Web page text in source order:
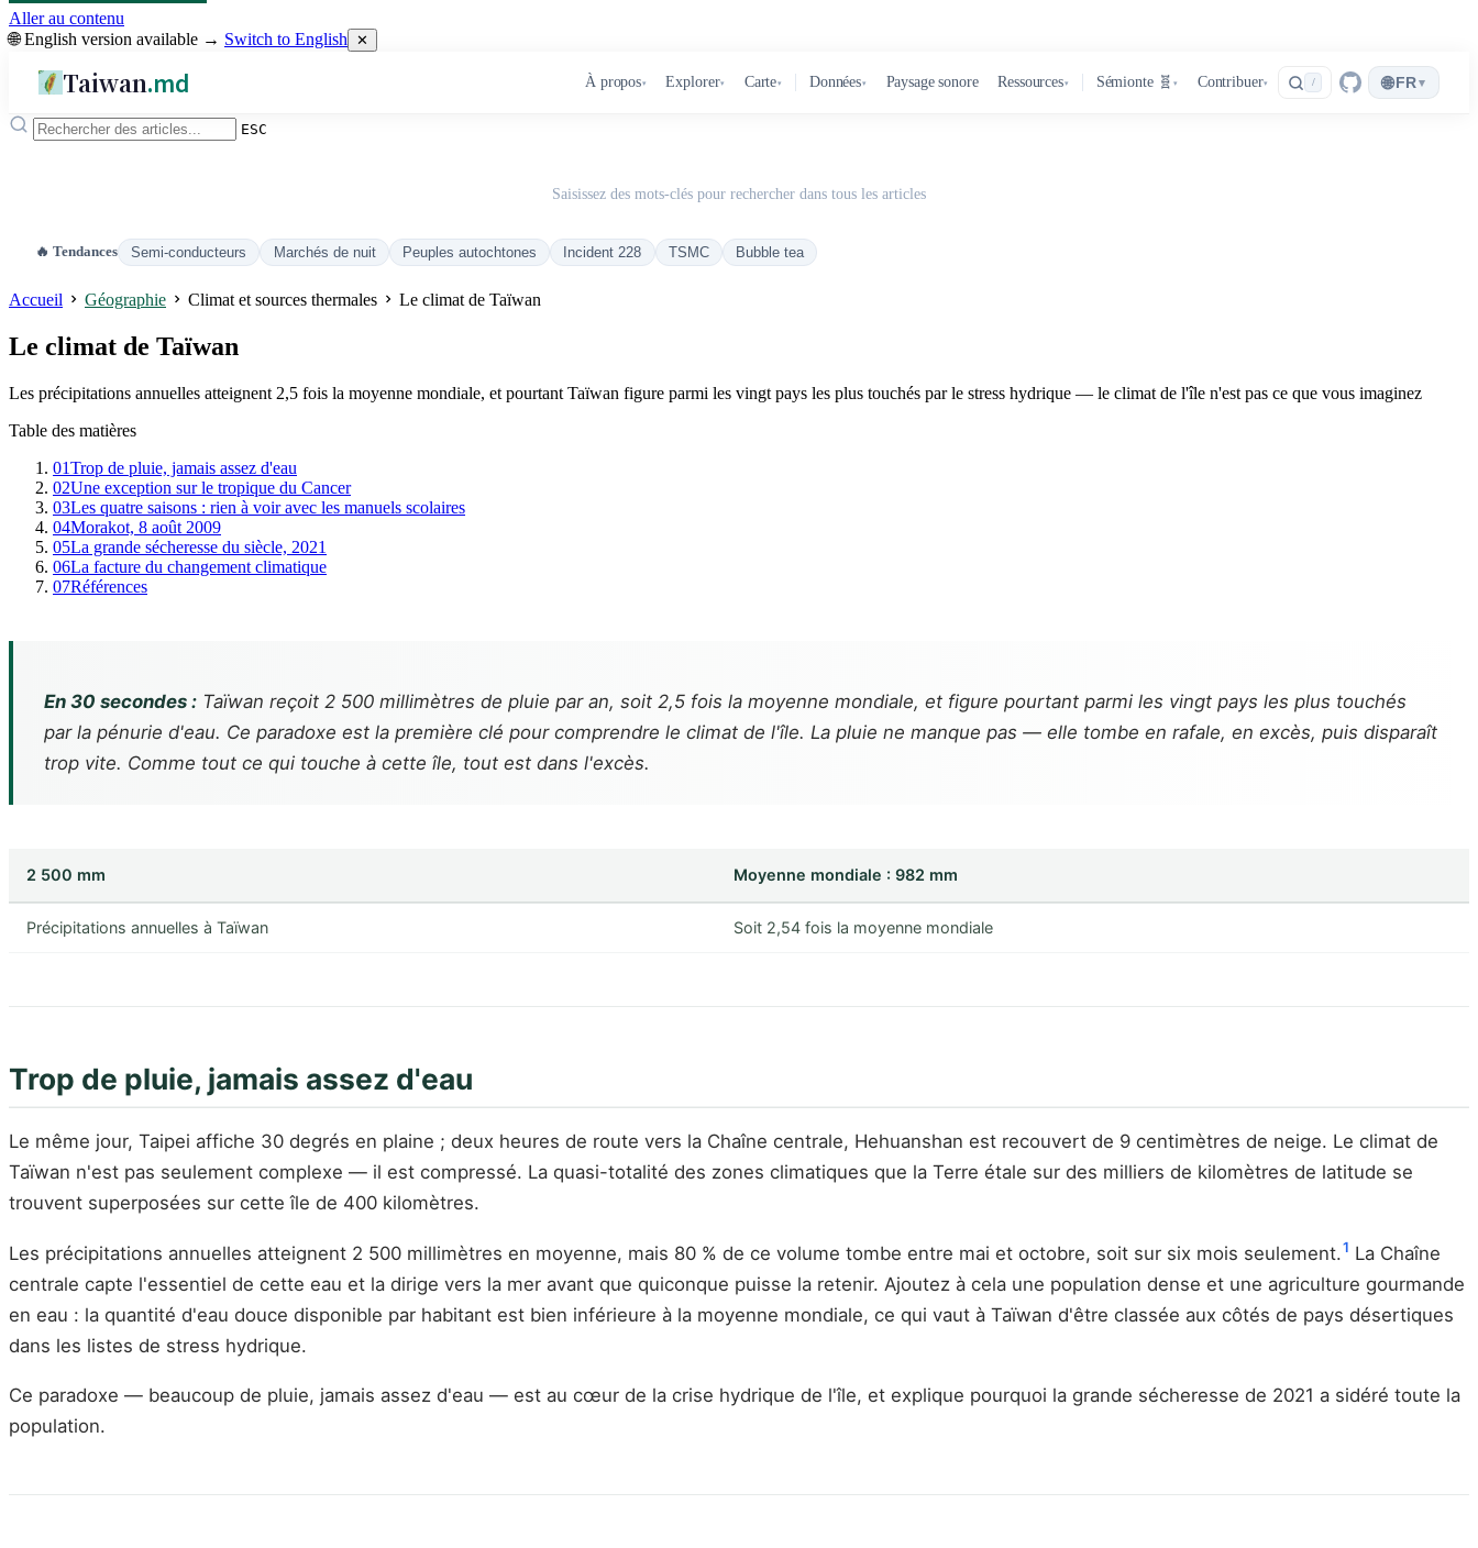
Aller au contenu
🌐 English version available → Switch to English ✕
Taiwan.md À propos▾ Explorer▾ Carte▾ Données▾ Paysage sonore Ressources▾ Sémionte 🧬 ▾ Contribuer▾ / 🌐FR ▾
ESC
Saisissez des mots-clés pour rechercher dans tous les articles
🔥 Tendances Semi-conducteurs Marchés de nuit Peuples autochtones Incident 228 TSMC Bubble tea
Accueil Géographie Climat et sources thermales Le climat de Taïwan
Le climat de Taïwan
Les précipitations annuelles atteignent 2,5 fois la moyenne mondiale, et pourtant Taïwan figure parmi les vingt pays les plus touchés par le stress hydrique — le climat de l'île n'est pas ce que vous imaginez
Table des matières
01Trop de pluie, jamais assez d'eau
02Une exception sur le tropique du Cancer
03Les quatre saisons : rien à voir avec les manuels scolaires
04Morakot, 8 août 2009
05La grande sécheresse du siècle, 2021
06La facture du changement climatique
07Références
En 30 secondes : Taïwan reçoit 2 500 millimètres de pluie par an, soit 2,5 fois la moyenne mondiale, et figure pourtant parmi les vingt pays les plus touchés
par la pénurie d'eau. Ce paradoxe est la première clé pour comprendre le climat de l'île. La pluie ne manque pas — elle tombe en rafale, en excès, puis disparaît
trop vite. Comme tout ce qui touche à cette île, tout est dans l'excès.
2 500 mm Moyenne mondiale : 982 mm
Précipitations annuelles à Taïwan Soit 2,54 fois la moyenne mondiale
Trop de pluie, jamais assez d'eau
Le même jour, Taipei affiche 30 degrés en plaine ; deux heures de route vers la Chaîne centrale, Hehuanshan est recouvert de 9 centimètres de neige. Le climat de
Taïwan n'est pas seulement complexe — il est compressé. La quasi-totalité des zones climatiques que la Terre étale sur des milliers de kilomètres de latitude se
trouvent superposées sur cette île de 400 kilomètres.
Les précipitations annuelles atteignent 2 500 millimètres en moyenne, mais 80 % de ce volume tombe entre mai et octobre, soit sur six mois seulement.1 La Chaîne
centrale capte l'essentiel de cette eau et la dirige vers la mer avant que quiconque puisse la retenir. Ajoutez à cela une population dense et une agriculture gourmande
en eau : la quantité d'eau douce disponible par habitant est bien inférieure à la moyenne mondiale, ce qui vaut à Taïwan d'être classée aux côtés de pays désertiques
dans les listes de stress hydrique.
Ce paradoxe — beaucoup de pluie, jamais assez d'eau — est au cœur de la crise hydrique de l'île, et explique pourquoi la grande sécheresse de 2021 a sidéré toute la
population.